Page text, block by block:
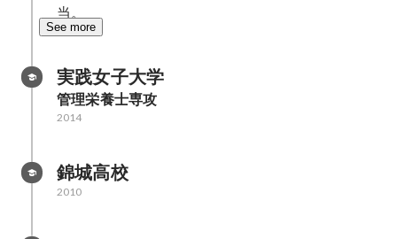
当。
See more
実践女子大学
管理栄養士専攻
2014
錦城高校
2010